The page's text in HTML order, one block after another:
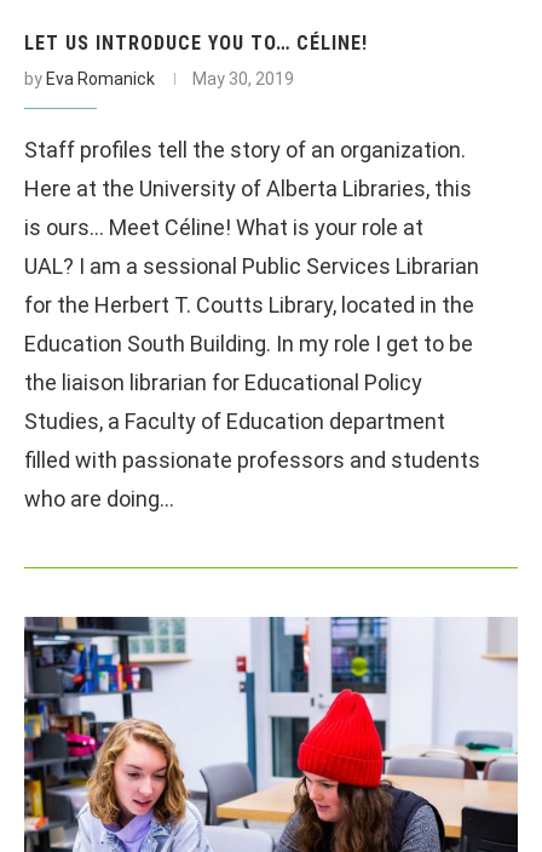
LET US INTRODUCE YOU TO… CÉLINE!
by Eva Romanick May 30, 2019
Staff profiles tell the story of an organization.
Here at the University of Alberta Libraries, this
is ours… Meet Céline! What is your role at
UAL? I am a sessional Public Services Librarian
for the Herbert T. Coutts Library, located in the
Education South Building. In my role I get to be
the liaison librarian for Educational Policy
Studies, a Faculty of Education department
filled with passionate professors and students
who are doing…